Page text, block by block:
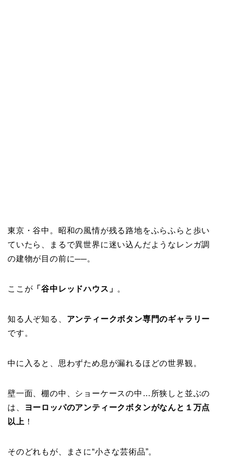
東京・谷中。昭和の風情が残る路地をふらふらと歩い
ていたら、まるで異世界に迷い込んだようなレンガ調
の建物が目の前に──。
ここが 「谷中レッドハウス」 。
知る人ぞ知る、 アンティークボタン専門のギャラリー
です。
中に入ると、思わずため息が漏れるほどの世界観。
壁一面、棚の中、ショーケースの中…所狭しと並ぶの
は、
ヨーロッパのアンティークボタンがなんと１万点
以上 ！
そのどれもが、まさに“小さな芸術品”。